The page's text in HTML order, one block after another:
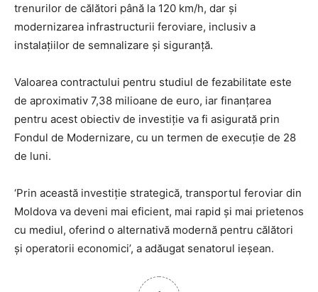
trenurilor de călători până la 120 km/h, dar și
modernizarea infrastructurii feroviare, inclusiv a
instalațiilor de semnalizare și siguranță.
Valoarea contractului pentru studiul de fezabilitate este
de aproximativ 7,38 milioane de euro, iar finanțarea
pentru acest obiectiv de investiție va fi asigurată prin
Fondul de Modernizare, cu un termen de execuție de 28
de luni.
‘Prin această investiție strategică, transportul feroviar din
Moldova va deveni mai eficient, mai rapid și mai prietenos
cu mediul, oferind o alternativă modernă pentru călători
și operatorii economici’, a adăugat senatorul ieșean.